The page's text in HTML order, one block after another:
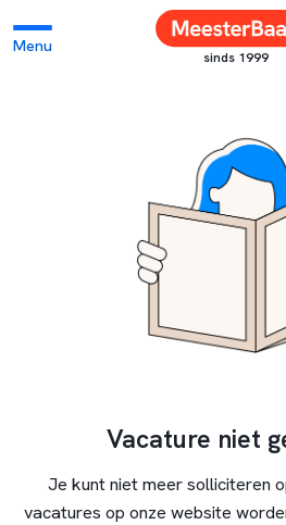
Menu
sinds 1999
Vacature niet
Je kunt niet meer solliciteren
vacatures op onze website